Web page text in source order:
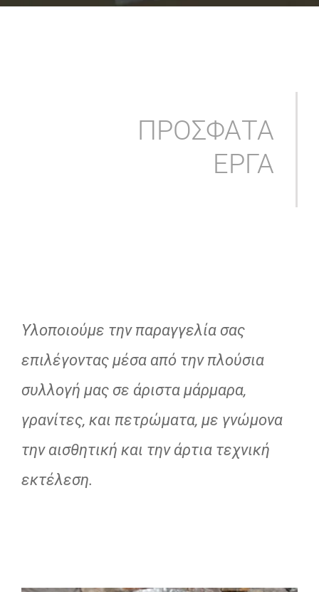
ΠΡΟΣΦΑΤΑ
ΕΡΓΑ
Υλοποιούμε την παραγγελία σας
επιλέγοντας μέσα από την πλούσια
συλλογή μας σε άριστα μάρμαρα,
γρανίτες, και πετρώματα, με γνώμονα
την αισθητική και την άρτια τεχνική
εκτέλεση.